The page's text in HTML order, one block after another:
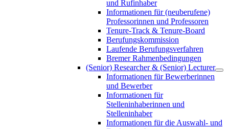
und Rufinhaber
Informationen für (neuberufene)
Professorinnen und Professoren
Tenure-Track & Tenure-Board
Berufungskommission
Laufende Berufungsverfahren
Bremer Rahmenbedingungen
(Senior) Researcher & (Senior) Lecturer
Informationen für Bewerberinnen
und Bewerber
Informationen für
Stelleninhaberinnen und
Stelleninhaber
Informationen für die Auswahl- und